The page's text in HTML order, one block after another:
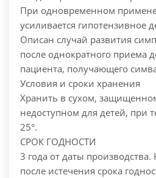
При одновременном
усиливается гипотензивное
Описан случай развития
после однократного приема
пациента, получающего
Условия и сроки хранения
Хранить в сухом,
недоступном для детей, при
25°.
СРОК ГОДНОСТИ
3 года от даты производства.
после истечения срока